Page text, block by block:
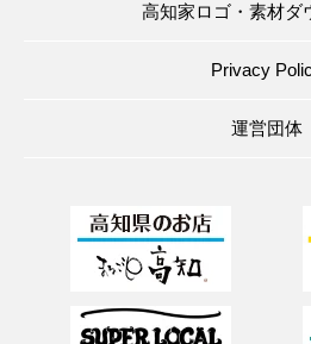
高知家ロゴ・素材ダ
Privacy
運営団体